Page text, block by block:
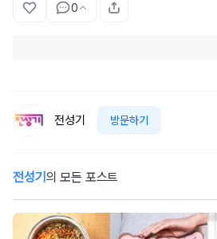
0
전성기 방문하기
전성기 의 모든 포스트